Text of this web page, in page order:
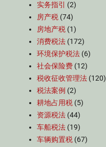
实务指引
(2)
房产税 (74)
房地产税 (1)
消费税法 (172)
环境保护税法 (6)
社会保险费 (12)
税收征收管理法 (120)
税法案例 (2)
耕地占用税 (5)
资源税法 (44)
车船税法 (19)
车辆购置税 (67)